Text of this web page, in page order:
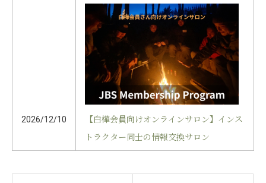
2026/12/10
【白樺会員向けオンラインサロン】インス
トラクター同士の情報交換サロン